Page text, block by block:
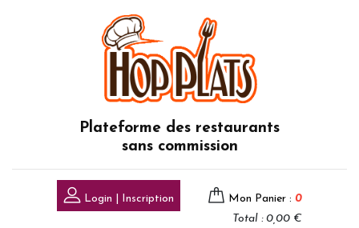
Plateforme des restaurants
sans commission
Login | Inscription Mon Panier : 0
Total : 0,00 €